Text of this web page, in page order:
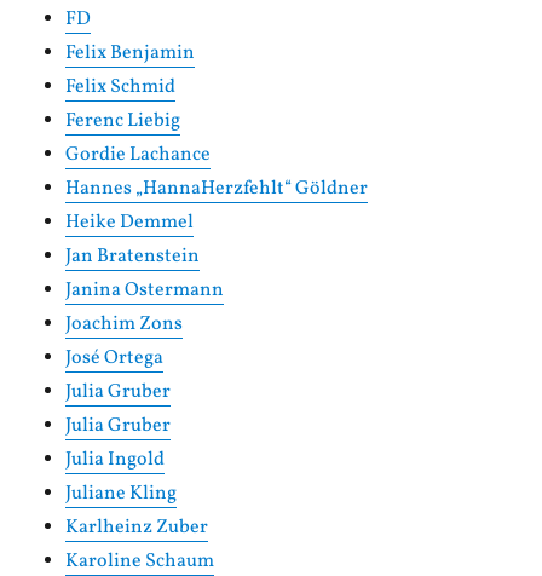
FD
Felix Benjamin
Felix Schmid
Ferenc Liebig
Gordie Lachance
Hannes „HannaHerzfehlt“ Göldner
Heike Demmel
Jan Bratenstein
Janina Ostermann
Joachim Zons
José Ortega
Julia Gruber
Julia Gruber
Julia Ingold
Juliane Kling
Karlheinz Zuber
Karoline Schaum